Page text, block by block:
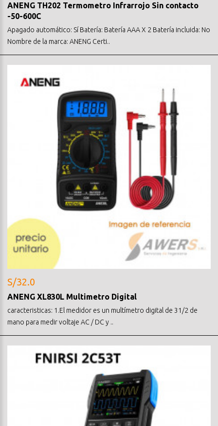
ANENG TH202 Termometro Infrarrojo Sin contacto
-50-600C
Apagado automático: Sí Batería: Batería AAA X 2 Batería incluida: No
Nombre de la marca: ANENG Certi..
S/32.0
ANENG XL830L Multimetro Digital
caracteristicas: 1.El medidor es un multímetro digital de 31/2 de
mano para medir voltaje AC / DC y ..